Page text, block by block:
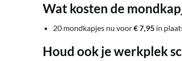
Wat kosten de
20 mondkapjes nu voor€ 7,95in
Houd ook je werkplek